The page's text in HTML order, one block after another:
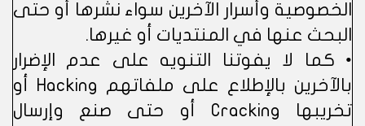
الخصوصية وأسرار الآخرين سواء نشرها أو حتى
البحث عنها في المنتديات أو غيرها.
• كما لا يفوتنا التنويه على عدم الإضرار
بالآخرين بالإطلاع على ملفاتهم Hacking أو
تخريبها Cracking أو حتى صنع وإرسال